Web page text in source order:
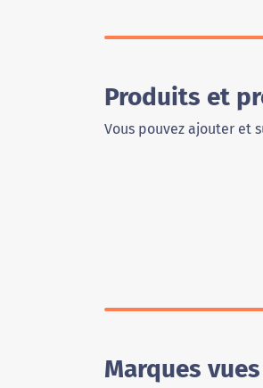
Produits et
Vous pouvez ajouter et
Marques